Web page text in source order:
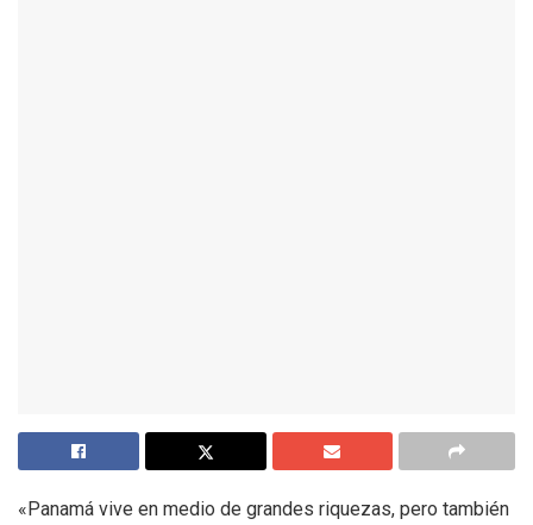
«Panamá vive en medio de grandes riquezas, pero también